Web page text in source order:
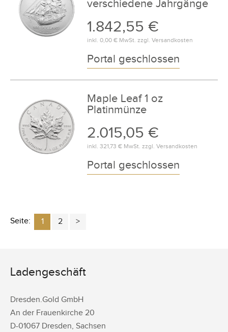
verschiedene Jahrgänge
1.842,55 €
inkl. 0,00 €MwSt. zzgl. Versandkosten
Portal geschlossen
Maple Leaf 1 oz
Platinmünze
2.015,05 €
inkl. 321,73 €MwSt. zzgl. Versandkosten
Portal geschlossen
Seite: 1 2
Ladengeschäft
Dresden.Gold GmbH
An der Frauenkirche 20
D-01067 Dresden, Sachsen